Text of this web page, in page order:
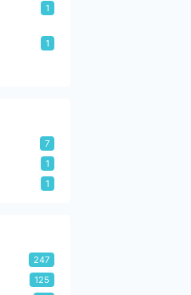
1
1
7
1
1
247
125